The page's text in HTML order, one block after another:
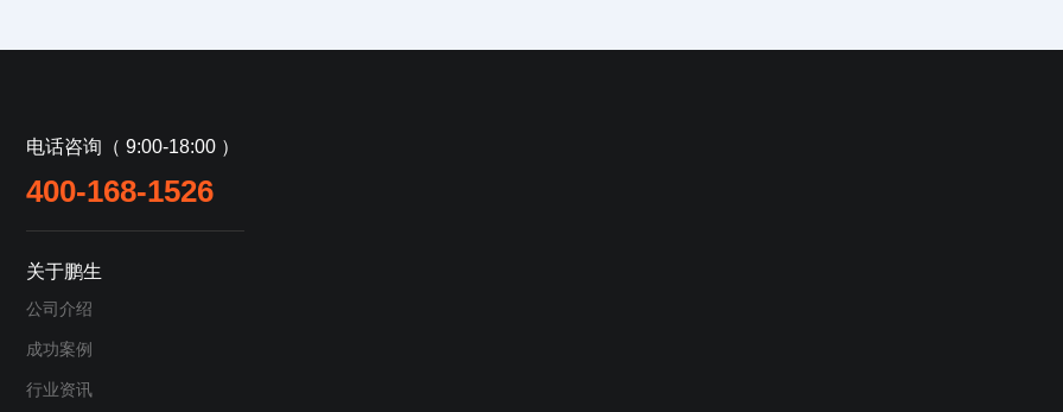
电话咨询（ 9:00-18:00 ）
400-168-1526
关于鹏生
公司介绍
成功案例
行业资讯